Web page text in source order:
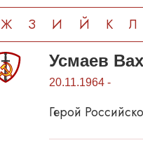
Ж З И Й К Л
Усмаев
20.11.1964 -
Герой